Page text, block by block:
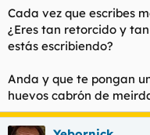
políticos electorales, en mi
Un saludo a todos. Paz
Cada vez que escribes
¿Eres tan retorcido y
estás escribiendo?
Anda y que te pongan
huevos cabrón de